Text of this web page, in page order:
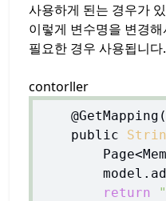
사용하게 된는 경우가
이렇게 변수명을 변경
필요한 경우 사용됩니다.
contorller
public
return